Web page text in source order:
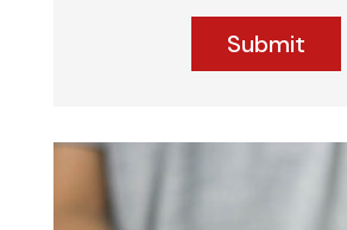
Submit